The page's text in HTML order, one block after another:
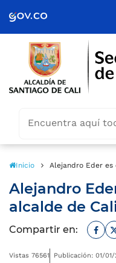
de
Inicio Alejandro Eder
Alejandro
alcalde de
Compartir en:
Vistas 76561 Publicación: 01/01/